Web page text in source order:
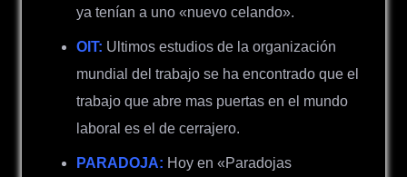
ya tenían a uno «nuevo celando».
OIT: Ultimos estudios de la organización
mundial del trabajo se ha encontrado que el
trabajo que abre mas puertas en el mundo
laboral es el de cerrajero.
PARADOJA: Hoy en «Paradojas